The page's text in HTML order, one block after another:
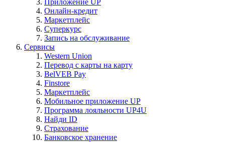
Приложение UP
Онлайн-кредит
Маркетплейс
Суперкурс
Запись на обслуживание
Сервисы
Western Union
Перевод с карты на карту
BelVEB Pay
Finstore
Маркетплейс
Мобильное приложение UP
Программа лояльности UP4U
Найди ID
Страхование
Банковское хранение